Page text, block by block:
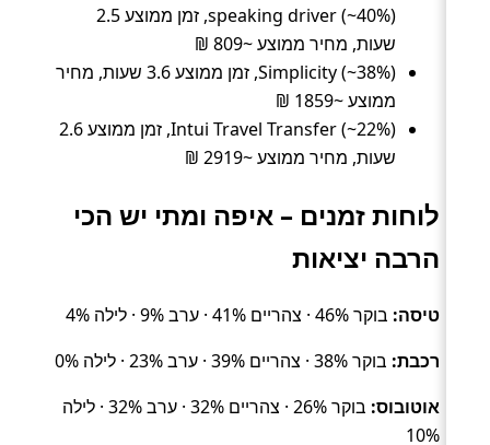
speaking driver (~40%), זמן ממוצע 2.5
שעות, מחיר ממוצע ~809 ₪
Simplicity (~38%), זמן ממוצע 3.6 שעות, מחיר
ממוצע ~1859 ₪
Intui Travel Transfer (~22%), זמן ממוצע 2.6
שעות, מחיר ממוצע ~2919 ₪
לוחות זמנים – איפה ומתי יש הכי
הרבה יציאות
טיסה: בוקר 46% · צהריים 41% · ערב 9% · לילה 4%
רכבת: בוקר 38% · צהריים 39% · ערב 23% · לילה 0%
אוטובוס:
בוקר 26% · צהריים 32% · ערב 32% · לילה
10%